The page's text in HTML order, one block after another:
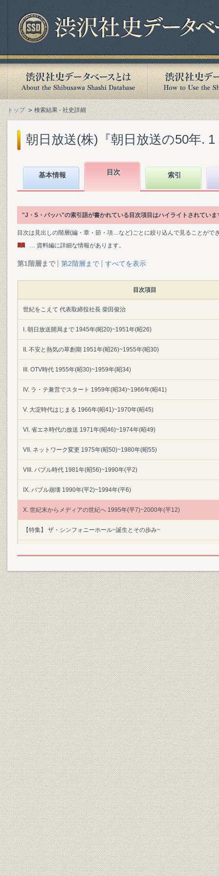
トップ 検索結果 - 社史詳細
朝日放送(株)『朝日放送の50年.
基本情報 目次 索引
"J・S・バッハ"の索引語が書かれている目次項目はハイライトされていま
目次は見出しの階層(編・章・節・項…など)ごとに絞り込んで見ることがで
… 資料編に詳細な情報があります。
第1階層まで 第2階層まで すべてを表示
目次項目
世紀をこえて 代表取締役社長 柴田俊治
I. 朝日放送開局まで 1945年(昭20)~1951年(昭26)
II. 不安と熱気の草創期 1951年(昭26)~1955年(昭30)
III. OTV時代 1955年(昭30)~1959年(昭34)
IV. ラ・テ兼営でスタート 1959年(昭34)~1966年(昭41)
V. 大淀時代はじまる 1966年(昭41)~1970年(昭45)
VI. 省エネ時代の放送 1971年(昭46)~1974年(昭49)
VII. ネットワーク変更 1975年(昭50)~1980年(昭55)
VIII. バブル時代 1981年(昭56)~1990年(平2)
IX. バブル崩壊 1990年(平2)~1994年(平6)
X. 世紀末からメディアの世紀へ 1995年(平7)~2000年(平12)
【特集】 ザ・シンフォニーホール~誕生とその歩み~
◇索引 [番組・イベント/人名/一般事項]
◇「朝日放送の50年」3分冊で参考にさせていただいた文献
◇写真提供
◇編集後記